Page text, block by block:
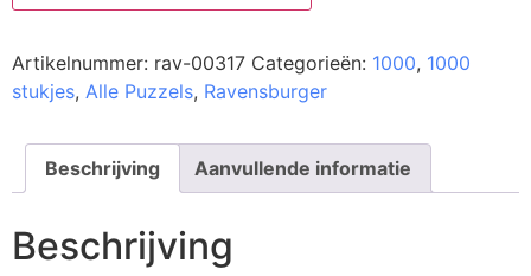
Artikelnummer: rav-00317 Categorieën: 1000, 1000
stukjes, Alle Puzzels, Ravensburger
Beschrijving Aanvullende informatie
Beschrijving